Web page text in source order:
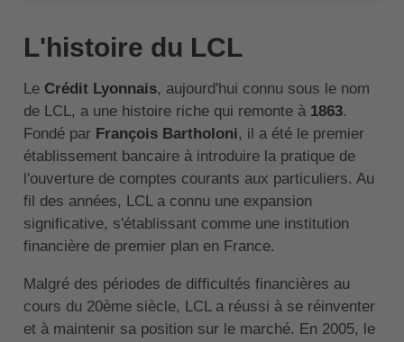
L'histoire du LCL
Le Crédit Lyonnais, aujourd'hui connu sous le nom
de LCL, a une histoire riche qui remonte à 1863.
Fondé par François Bartholoni, il a été le premier
établissement bancaire à introduire la pratique de
l'ouverture de comptes courants aux particuliers. Au
fil des années, LCL a connu une expansion
significative, s'établissant comme une institution
financière de premier plan en France.
Malgré des périodes de difficultés financières au
cours du 20ème siècle, LCL a réussi à se réinventer
et à maintenir sa position sur le marché. En 2005, le